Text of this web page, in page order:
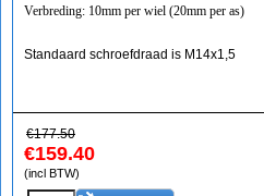
Verbreding: 10mm per wiel (20mm per as)
Standaard schroefdraad is M14x1,5
€177.50
€159.40
(incl BTW)